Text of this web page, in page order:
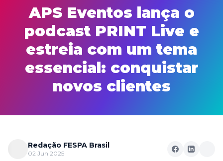
APS Eventos lança o
podcast PRINT Live e
estreia com um tema
essencial: conquistar
novos clientes
Redação FESPA Brasil
02 Jun 2025